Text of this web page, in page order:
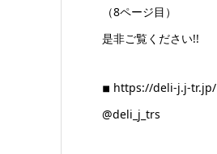
（8ページ目）
是非ご覧ください!!
◾︎ https://deli-j.j-tr.jp/
@deli_j_trs